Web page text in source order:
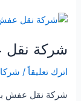
شركة نقل
اترك تعليقاً /